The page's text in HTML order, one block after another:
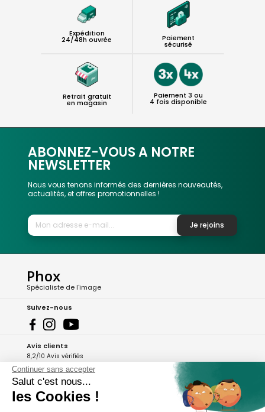
Expédition
24/48h ouvrée Paiement
sécurisé
Retrait gratuit
en magasin
Paiement 3 ou
4 fois disponible
ABONNEZ-VOUS A NOTRE
NEWSLETTER
Nous vous tenons informés des dernières nouveautés,
actualités, et offres promotionnelles !
Je rejoins
Phox
Spécialiste de l'image
Suivez-nous
Avis clients
8,2/10 Avis vérifiés
L'Appli Phox
Continuer sans accepter
Salut c'est nous...
les Cookies !